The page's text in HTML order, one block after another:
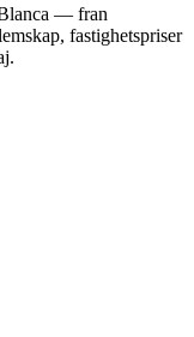
— fran
fastighetspriser